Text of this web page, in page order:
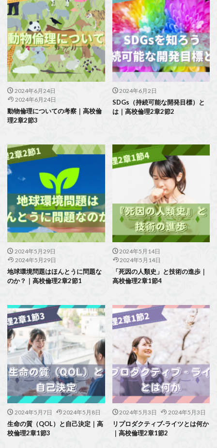
2024年6月24日
2024年6月24日
動物倫理についての考察｜高校倫
理2章2節3
2024年6月2日
SDGs（持続可能な開発目標）と
は｜高校倫理2章2節2
2024年5月29日
2024年5月29日
地球環境問題はほんとうに問題な
のか？｜高校倫理2章2節1
2024年5月14日
2024年5月14日
「死因の人類史」と技術の進歩｜
高校倫理2章1節4
2024年5月7日 2024年5月8日
生命の質（QOL）と自己決定｜高
校倫理2章1節3
2024年5月3日 2024年5月3日
リプロダクティブ‐ライツとは何か
｜高校倫理2章1節2